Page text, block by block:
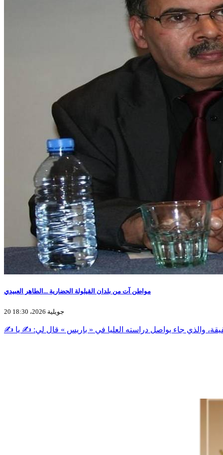
مواطن آت من بلدان القيلولة الحضارية ...الطاهر العبيدي
20 جويلية 2026، 18:30